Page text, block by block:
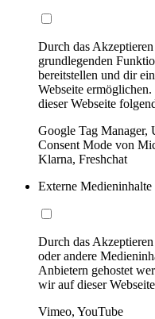
Durch das
grundlegenden
bereitstellen und dir
Webseite
dieser Webseite
Google Tag
Consent Mode von
Klarna, Freshchat
Externe Medieninhalte
Durch das
oder andere
Anbietern gehostet
wir auf dieser
Vimeo, YouTube